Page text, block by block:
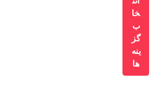
خا
ب
گز
ینه
ها